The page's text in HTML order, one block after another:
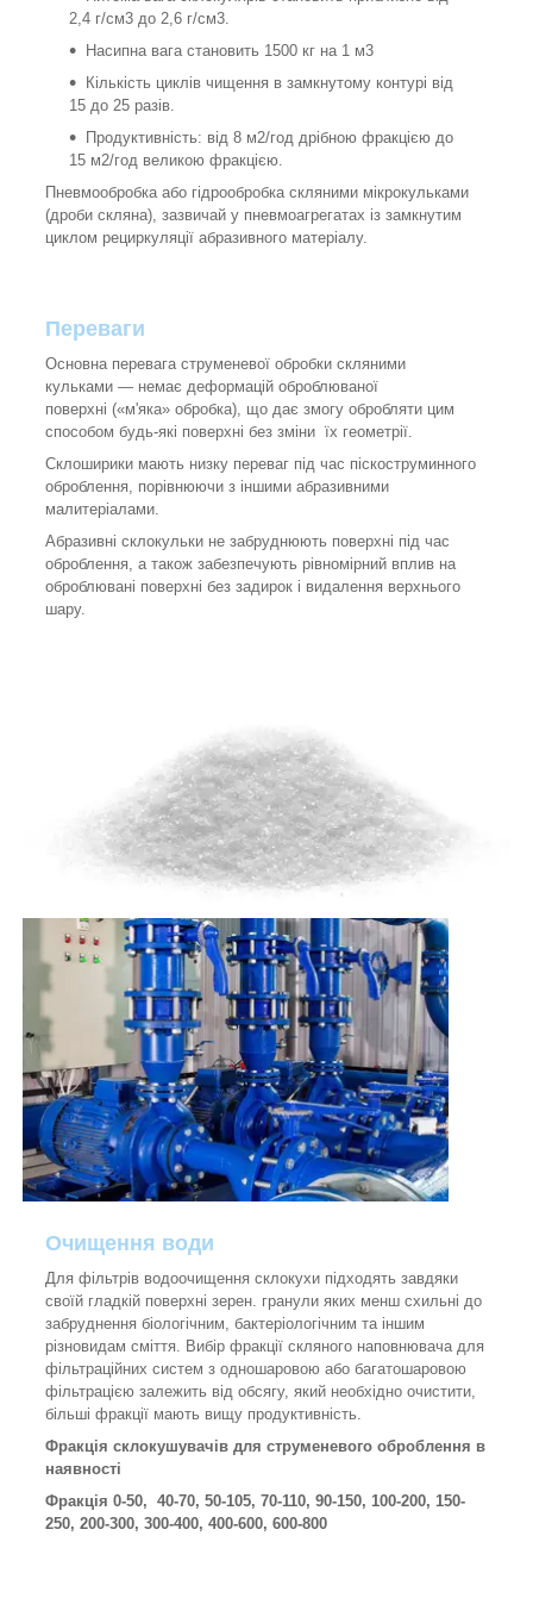
2,4 г/см3 до 2,6 г/см3.
Насипна вага становить 1500 кг на 1 м3
Кількість циклів чищення в замкнутому контурі від
15 до 25 разів.
Продуктивність: від 8 м2/год дрібною фракцією до
15 м2/год великою фракцією.
Пневмообробка або гідрообробка скляними мікрокульками
(дроби скляна), зазвичай у пневмоагрегатах із замкнутим
циклом рециркуляції абразивного матеріалу.
Переваги
Основна перевага струменевої обробки скляними
кульками — немає деформацій оброблюваної
поверхні («м'яка» обробка), що дає змогу обробляти цим
способом будь-які поверхні без зміни їх геометрії.
Склоширики мають низку переваг під час піскоструминного
оброблення, порівнюючи з іншими абразивними
малитеріалами.
Абразивні склокульки не забруднюють поверхні під час
оброблення, а також забезпечують рівномірний вплив на
оброблювані поверхні без задирок і видалення верхнього
шару.
Очищення води
Для фільтрів водоочищення склокухи підходять завдяки
своїй гладкій поверхні зерен. гранули яких менш схильні до
забруднення біологічним, бактеріологічним та іншим
різновидам сміття. Вибір фракції скляного наповнювача для
фільтраційних систем з одношаровою або багатошаровою
фільтрацією залежить від обсягу, який необхідно очистити,
більші фракції мають вищу продуктивність.
Фракція склокушувачів для струменевого оброблення в
наявності
Фракція 0-50, 40-70, 50-105, 70-110, 90-150, 100-200, 150-
250, 200-300, 300-400, 400-600, 600-800